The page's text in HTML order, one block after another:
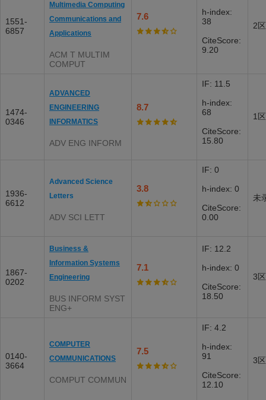
1551-
6857
Multimedia Computing
Communications and
Applications
ACM T MULTIM
COMPUT
7.6
h-index:
38
CiteScore:
9.20
2区
1474-
0346
ADVANCED
ENGINEERING
INFORMATICS
ADV ENG INFORM
8.7
IF: 11.5
h-index:
68
CiteScore:
15.80
1区
1936-
6612
Advanced Science
Letters
ADV SCI LETT
3.8
IF: 0
h-index: 0
CiteScore:
0.00
未
1867-
0202
Business &
Information Systems
Engineering
BUS INFORM SYST
ENG+
7.1
IF: 12.2
h-index: 0
CiteScore:
18.50
3区
0140-
3664
COMPUTER
COMMUNICATIONS
COMPUT COMMUN
7.5
IF: 4.2
h-index:
91
CiteScore:
12.10
3区